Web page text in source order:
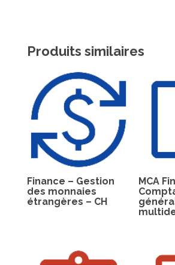
Produits similaires
Finance – Gestion
des monnaies
étrangères – CH
MCA